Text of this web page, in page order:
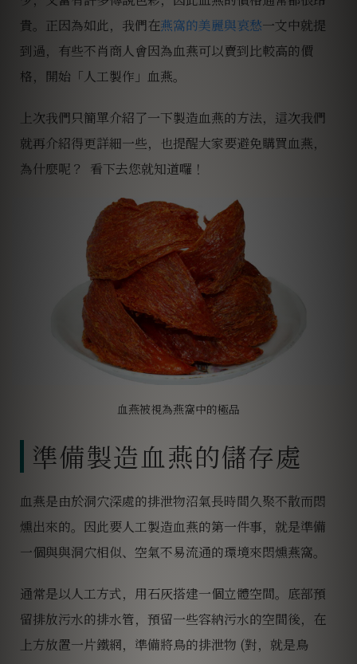
貴。正因為如此，我們在燕窩的美麗與哀愁一文中就提
到過，有些不肖商人會因為血燕可以賣到比較高的價
格，開始「人工製作」血燕。
上次我們只簡單介紹了一下製造血燕的方法，這次我們
就再介紹得更詳細一些，也提醒大家要避免購買血燕，
為什麼呢？ 看下去您就知道囉！
血燕被視為燕窩中的極品
準備製造血燕的儲存處
血燕是由於洞穴深處的排泄物沼氣長時間久聚不散而悶
燻出來的。因此要人工製造血燕的第一件事，就是準備
一個與與洞穴相似、空氣不易流通的環境來悶燻燕窩。
通常是以人工方式，用石灰搭建一個立體空間。底部預
留排放污水的排水管，預留一些容納污水的空間後，在
上方放置一片鐵網，準備將鳥的排泄物 (對，就是鳥